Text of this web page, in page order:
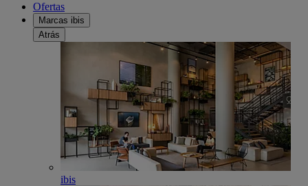
Ofertas
Marcas ibis
Atrás
ibis